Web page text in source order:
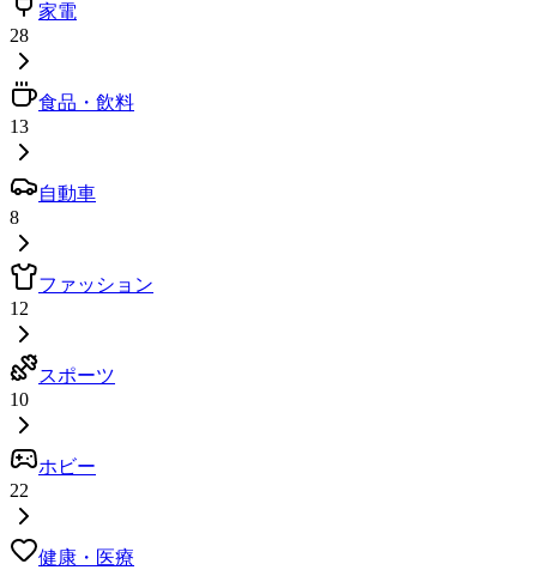
家電
28
食品・飲料
13
自動車
8
ファッション
12
スポーツ
10
ホビー
22
健康・医療